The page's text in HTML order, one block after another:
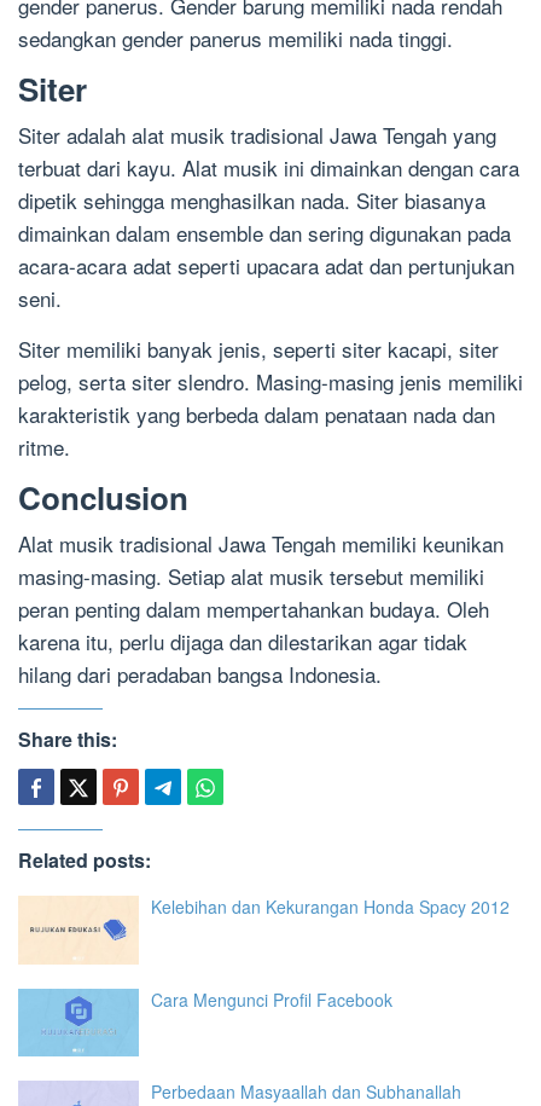
sedangkan gender panerus memiliki nada tinggi.
Siter
Siter adalah alat musik tradisional Jawa Tengah yang
terbuat dari kayu. Alat musik ini dimainkan dengan cara
dipetik sehingga menghasilkan nada. Siter biasanya
dimainkan dalam ensemble dan sering digunakan pada
acara-acara adat seperti upacara adat dan pertunjukan
seni.
Siter memiliki banyak jenis, seperti siter kacapi, siter
pelog, serta siter slendro. Masing-masing jenis memiliki
karakteristik yang berbeda dalam penataan nada dan
ritme.
Conclusion
Alat musik tradisional Jawa Tengah memiliki keunikan
masing-masing. Setiap alat musik tersebut memiliki
peran penting dalam mempertahankan budaya. Oleh
karena itu, perlu dijaga dan dilestarikan agar tidak
hilang dari peradaban bangsa Indonesia.
Share this:
Related posts:
Kelebihan dan Kekurangan Honda Spacy 2012
Cara Mengunci Profil Facebook
Perbedaan Masyaallah dan Subhanallah